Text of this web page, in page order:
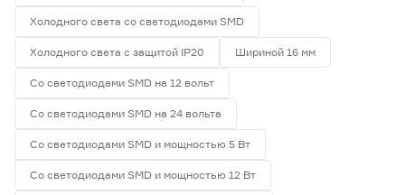
Холодного света со светодиодами SMD
Холодного света с защитой IP20 Шириной 16 мм
Со светодиодами SMD на 12 вольт
Со светодиодами SMD на 24 вольта
Со светодиодами SMD и мощностью 5 Вт
Со светодиодами SMD и мощностью 12 Вт